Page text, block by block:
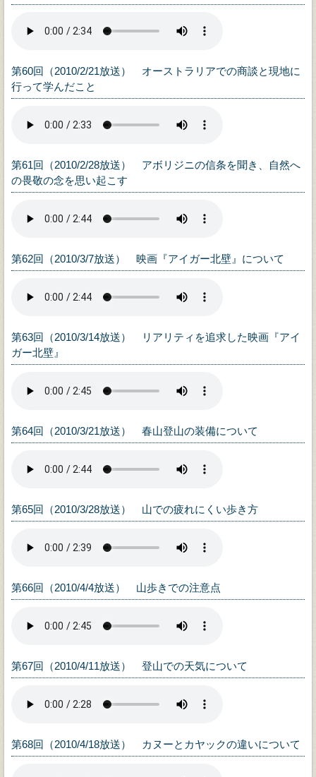
第60回（2010/2/21放送） オーストラリアでの商談と現地に
行って学んだこと
第61回（2010/2/28放送） アボリジニの信条を聞き、自然へ
の畏敬の念を思い起こす
第62回（2010/3/7放送） 映画『アイガー北壁』について
第63回（2010/3/14放送） リアリティを追求した映画『アイ
ガー北壁』
第64回（2010/3/21放送） 春山登山の装備について
第65回（2010/3/28放送） 山での疲れにくい歩き方
第66回（2010/4/4放送） 山歩きでの注意点
第67回（2010/4/11放送） 登山での天気について
第68回（2010/4/18放送） カヌーとカヤックの違いについて